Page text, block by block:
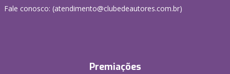
Fale conosco: (atendimento@clubedeautores.com.br)
Premiações